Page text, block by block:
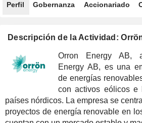
Perfil Gobernanza Accionariado
Descripción de la Actividad:
Orron Energy AB,
Energy AB, es una
de energías
con activos eólicos e
países nórdicos. La empresa se
proyectos de energía renovable en